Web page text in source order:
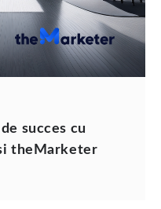
succes cu
theMarketer